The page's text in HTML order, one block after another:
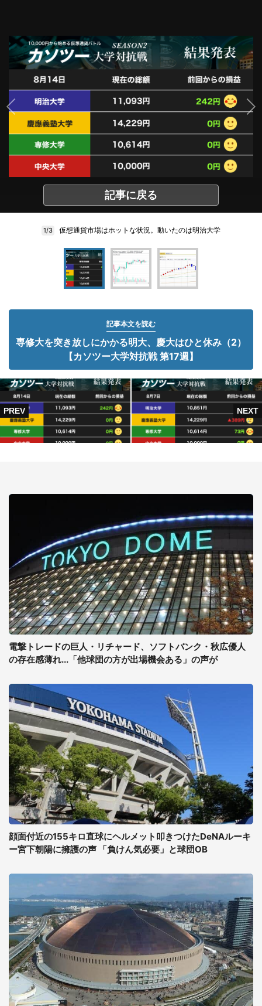
記事に戻る
1/3 仮想通貨市場はホットな状況。動いたのは明治大学
記事本文を読む
専修大を突き放しにかかる明大、慶大はひと休み（2）
【カソツー大学対抗戦 第17週】
電撃トレードの巨人・リチャード、ソフトバンク・秋広優人
の存在感薄れ...「他球団の方が出場機会ある」の声が
顔面付近の155キロ直球にヘルメット叩きつけたDeNAルーキ
ー宮下朝陽に擁護の声 「負けん気必要」と球団OB